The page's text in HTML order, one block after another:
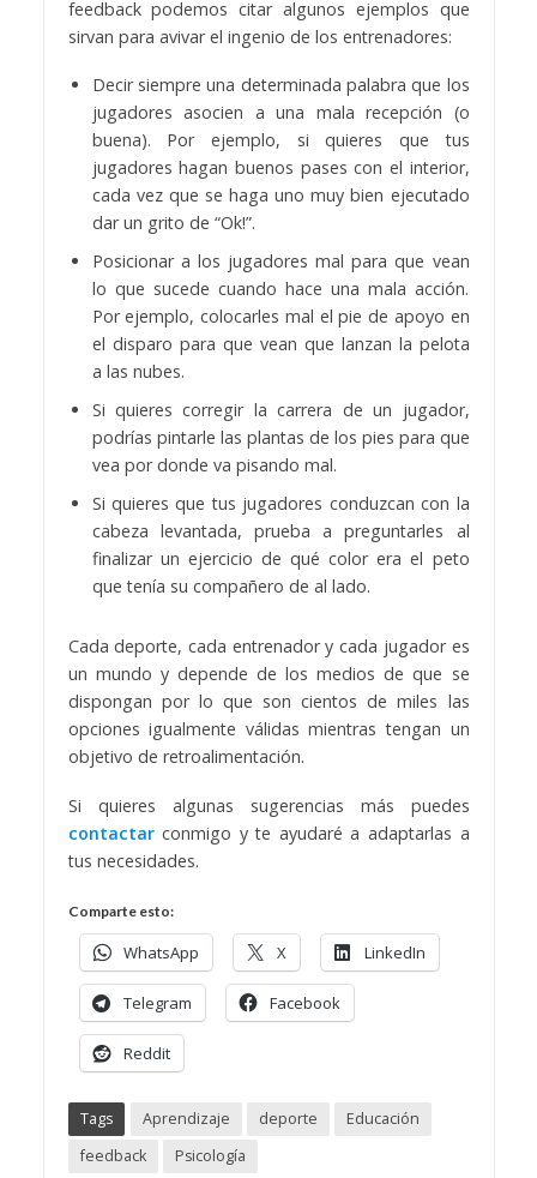
feedback podemos citar algunos ejemplos que
sirvan para avivar el ingenio de los entrenadores:
Decir siempre una determinada palabra que los
jugadores asocien a una mala recepción (o
buena). Por ejemplo, si quieres que tus
jugadores hagan buenos pases con el interior,
cada vez que se haga uno muy bien ejecutado
dar un grito de “Ok!”.
Posicionar a los jugadores mal para que vean
lo que sucede cuando hace una mala acción.
Por ejemplo, colocarles mal el pie de apoyo en
el disparo para que vean que lanzan la pelota
a las nubes.
Si quieres corregir la carrera de un jugador,
podrías pintarle las plantas de los pies para que
vea por donde va pisando mal.
Si quieres que tus jugadores conduzcan con la
cabeza levantada, prueba a preguntarles al
finalizar un ejercicio de qué color era el peto
que tenía su compañero de al lado.
Cada deporte, cada entrenador y cada jugador es
un mundo y depende de los medios de que se
dispongan por lo que son cientos de miles las
opciones igualmente válidas mientras tengan un
objetivo de retroalimentación.
Si quieres algunas sugerencias más puedes
contactar conmigo y te ayudaré a adaptarlas a
tus necesidades.
Comparte esto:
WhatsApp X LinkedIn
Telegram Facebook
Reddit
Tags Aprendizaje deporte
Educación
feedback
Psicología